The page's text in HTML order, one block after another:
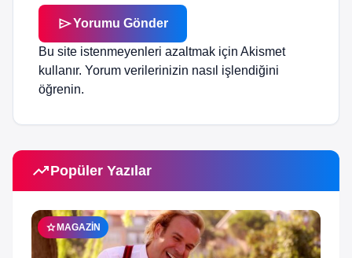
sendYorumu Gönder
Bu site istenmeyenleri azaltmak için Akismet
kullanır. Yorum verilerinizin nasıl işlendiğini
öğrenin.
trending_upPopüler Yazılar
star MAGAZIN